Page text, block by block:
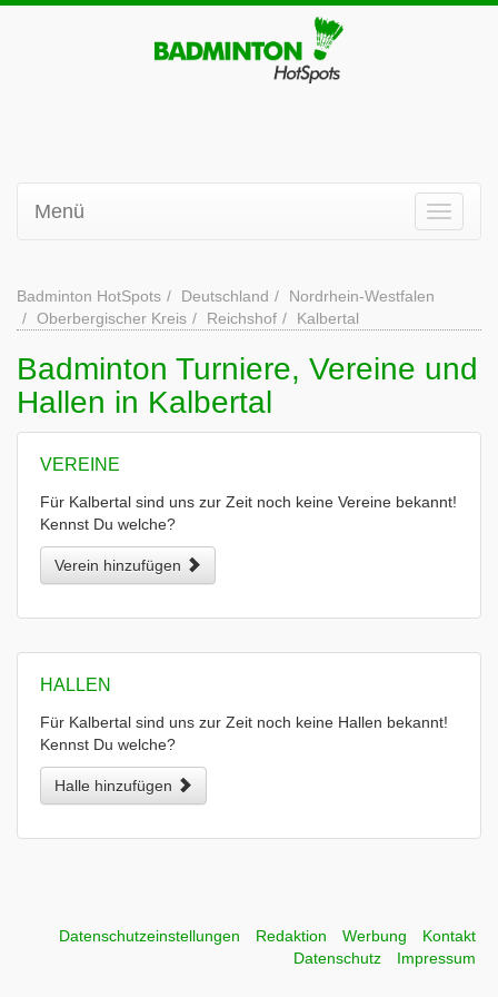
Menü
Badminton HotSpots Deutschland
Nordrhein-Westfalen
Oberbergischer Kreis
Reichshof Kalbertal
Badminton Turniere, Vereine und
Hallen in Kalbertal
VEREINE
Für Kalbertal sind uns zur Zeit noch keine Vereine bekannt!
Kennst Du welche?
Verein hinzufügen
HALLEN
Für Kalbertal sind uns zur Zeit noch keine Hallen bekannt!
Kennst Du welche?
Halle hinzufügen
Datenschutzeinstellungen Redaktion Werbung
Kontakt
Datenschutz
Impressum